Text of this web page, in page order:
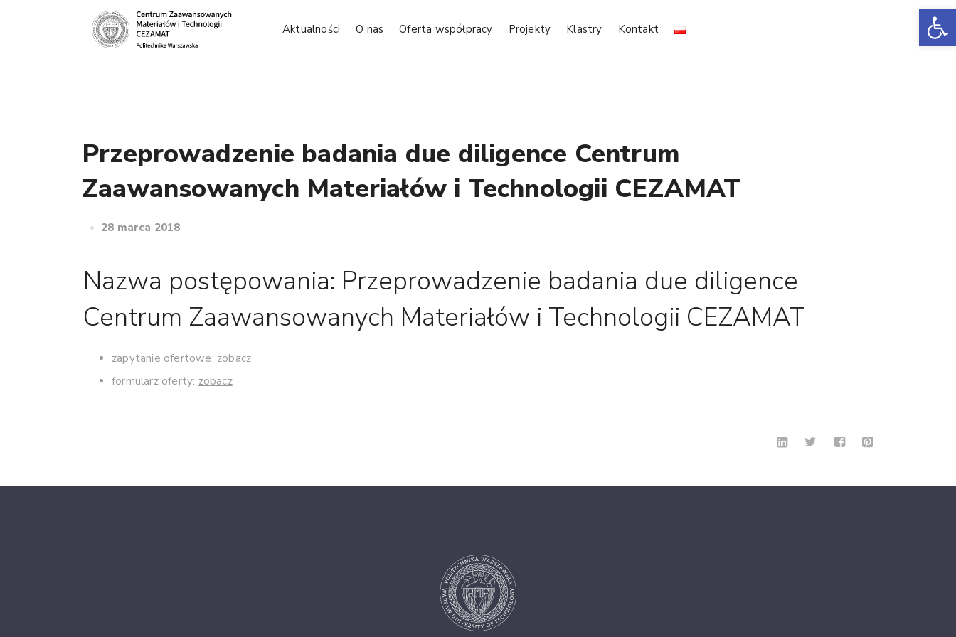
Aktualności O nas Oferta współpracy Projekty Klastry Kontakt
Przeprowadzenie badania due diligence Centrum
Zaawansowanych Materiałów i Technologii CEZAMAT
28 marca 2018
Nazwa postępowania: Przeprowadzenie badania due diligence
Centrum Zaawansowanych Materiałów i Technologii CEZAMAT
zapytanie ofertowe: zobacz
formularz oferty: zobacz